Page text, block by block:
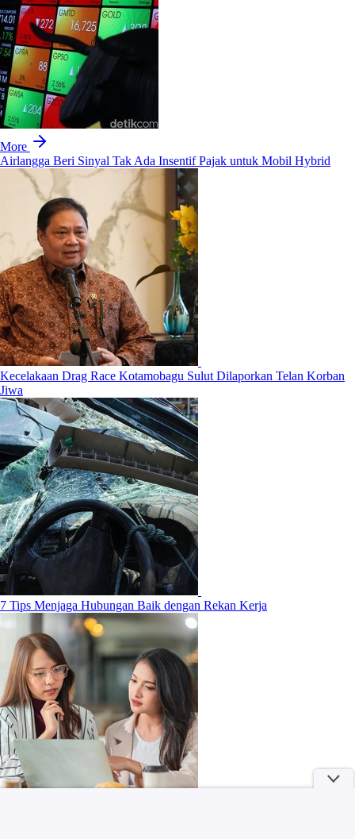
More
Airlangga Beri Sinyal Tak Ada Insentif Pajak untuk Mobil Hybrid
Kecelakaan Drag Race Kotamobagu Sulut Dilaporkan Telan Korban
Jiwa
7 Tips Menjaga Hubungan Baik dengan Rekan Kerja